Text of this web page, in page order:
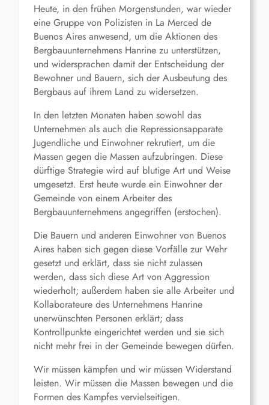
Heute, in den frühen Morgenstunden, war wieder
eine Gruppe von Polizisten in La Merced de
Buenos Aires anwesend, um die Aktionen des
Bergbauunternehmens Hanrine zu unterstützen,
und widersprachen damit der Entscheidung der
Bewohner und Bauern, sich der Ausbeutung des
Bergbaus auf ihrem Land zu widersetzen.
In den letzten Monaten haben sowohl das
Unternehmen als auch die Repressionsapparate
Jugendliche und Einwohner rekrutiert, um die
Massen gegen die Massen aufzubringen. Diese
dürftige Strategie wird auf blutige Art und Weise
umgesetzt. Erst heute wurde ein Einwohner der
Gemeinde von einem Arbeiter des
Bergbauunternehmens angegriffen (erstochen).
Die Bauern und anderen Einwohner von Buenos
Aires haben sich gegen diese Vorfälle zur Wehr
gesetzt und erklärt, dass sie nicht zulassen
werden, dass sich diese Art von Aggression
wiederholt; außerdem haben sie alle Arbeiter und
Kollaborateure des Unternehmens Hanrine
unerwünschten Personen erklärt; dass
Kontrollpunkte eingerichtet werden und sie sich
nicht mehr frei in der Gemeinde bewegen dürfen.
Wir müssen kämpfen und wir müssen Widerstand
leisten. Wir müssen die Massen bewegen und die
Formen des Kampfes vervielseitigen.